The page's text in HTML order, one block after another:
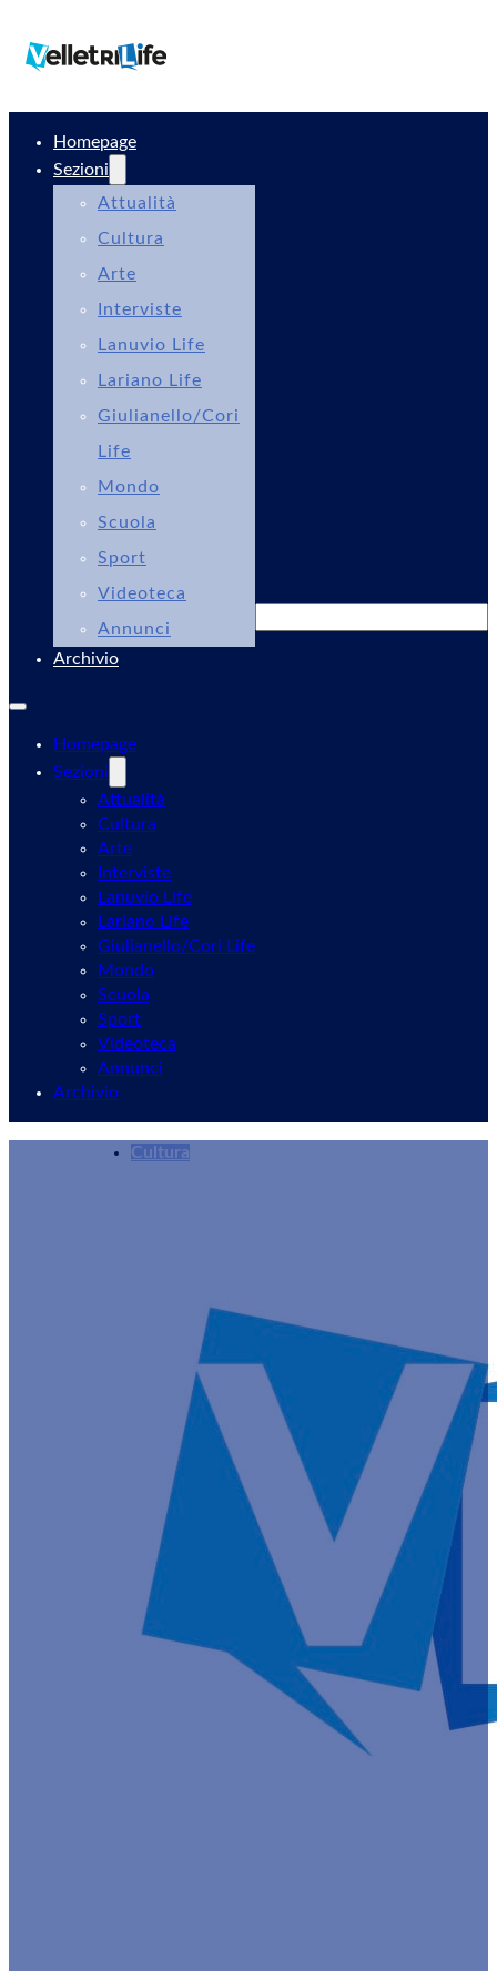
Homepage
Sezioni
Attualità
Cultura
Arte
Interviste
Lanuvio Life
Lariano Life
Giulianello/Cori
Life
Mondo
Scuola
Sport
Videoteca
Annunci
Archivio
Homepage
Sezioni
Attualità
Cultura
Arte
Interviste
Lanuvio Life
Lariano Life
Giulianello/Cori Life
Mondo
Scuola
Sport
Videoteca
Annunci
Archivio
Cultura